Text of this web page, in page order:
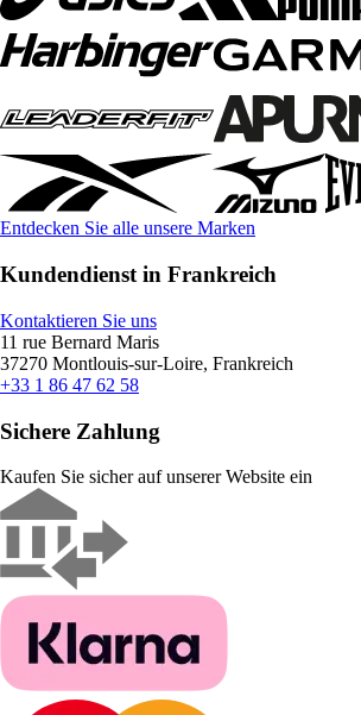
Entdecken Sie alle unsere Marken
Kundendienst in Frankreich
Kontaktieren Sie uns
11 rue Bernard Maris
37270 Montlouis-sur-Loire, Frankreich
+33 1 86 47 62 58
Sichere Zahlung
Kaufen Sie sicher auf unserer Website ein